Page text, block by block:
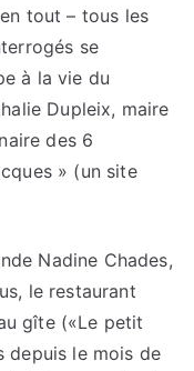
tout – tous les
se
à la vie du
Dupleix, maire
des 6
» (un site
Nadine Chades,
le restaurant
gîte («Le petit
depuis le mois de